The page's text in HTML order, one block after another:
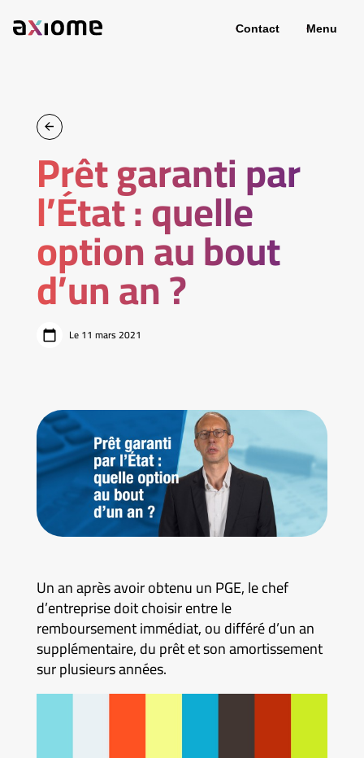
Contact Menu
Prêt garanti par
l’État : quelle
option au bout
d’un an ?
Le 11 mars 2021
Un an après avoir obtenu un PGE, le chef
d’entreprise doit choisir entre le
remboursement immédiat, ou différé d’un an
supplémentaire, du prêt et son amortissement
sur plusieurs années.